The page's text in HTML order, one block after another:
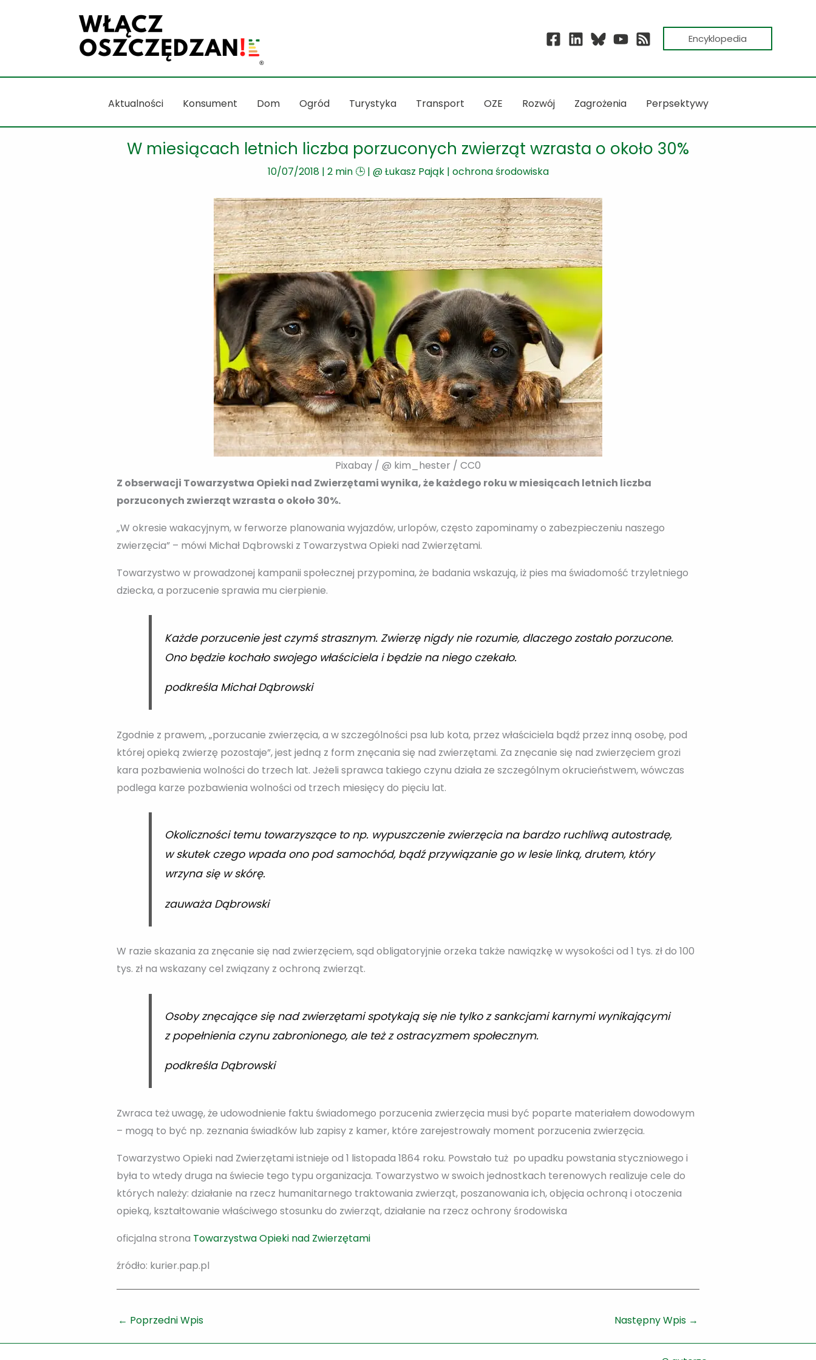
Encyklopedia
Aktualności Konsument Dom Ogród Turystyka Transport OZE Rozwój Zagrożenia Perpsektywy
W miesiącach letnich liczba porzuconych zwierząt wzrasta o około 30%
10/07/2018 | 2 min 🕒| @Łukasz Pająk | ochrona środowiska
Pixabay / @ kim_hester / CC0
Z obserwacji Towarzystwa Opieki nad Zwierzętami wynika, że każdego roku w miesiącach letnich liczba
porzuconych zwierząt wzrasta o około 30%.
„W okresie wakacyjnym, w ferworze planowania wyjazdów, urlopów, często zapominamy o zabezpieczeniu naszego
zwierzęcia” – mówi Michał Dąbrowski z Towarzystwa Opieki nad Zwierzętami.
Towarzystwo w prowadzonej kampanii społecznej przypomina, że badania wskazują, iż pies ma świadomość trzyletniego
dziecka, a porzucenie sprawia mu cierpienie.
Każde porzucenie jest czymś strasznym. Zwierzę nigdy nie rozumie, dlaczego zostało porzucone.
Ono będzie kochało swojego właściciela i będzie na niego czekało.
podkreśla Michał Dąbrowski
Zgodnie z prawem, „porzucanie zwierzęcia, a w szczególności psa lub kota, przez właściciela bądź przez inną osobę, pod
której opieką zwierzę pozostaje”, jest jedną z form znęcania się nad zwierzętami. Za znęcanie się nad zwierzęciem grozi
kara pozbawienia wolności do trzech lat. Jeżeli sprawca takiego czynu działa ze szczególnym okrucieństwem, wówczas
podlega karze pozbawienia wolności od trzech miesięcy do pięciu lat.
Okoliczności temu towarzyszące to np. wypuszczenie zwierzęcia na bardzo ruchliwą autostradę,
w skutek czego wpada ono pod samochód, bądź przywiązanie go w lesie linką, drutem, który
wrzyna się w skórę.
zauważa Dąbrowski
W razie skazania za znęcanie się nad zwierzęciem, sąd obligatoryjnie orzeka także nawiązkę w wysokości od 1 tys. zł do 100
tys. zł na wskazany cel związany z ochroną zwierząt.
Osoby znęcające się nad zwierzętami spotykają się nie tylko z sankcjami karnymi wynikającymi
z popełnienia czynu zabronionego, ale też z ostracyzmem społecznym.
podkreśla Dąbrowski
Zwraca też uwagę, że udowodnienie faktu świadomego porzucenia zwierzęcia musi być poparte materiałem dowodowym
– mogą to być np. zeznania świadków lub zapisy z kamer, które zarejestrowały moment porzucenia zwierzęcia.
Towarzystwo Opieki nad Zwierzętami istnieje od 1 listopada 1864 roku. Powstało tuż po upadku powstania styczniowego i
była to wtedy druga na świecie tego typu organizacja. Towarzystwo w swoich jednostkach terenowych realizuje cele do
których należy: działanie na rzecz humanitarnego traktowania zwierząt, poszanowania ich, objęcia ochroną i otoczenia
opieką, kształtowanie właściwego stosunku do zwierząt, działanie na rzecz ochrony środowiska
oficjalna strona Towarzystwa Opieki nad Zwierzętami
źródło: kurier.pap.pl
← Poprzedni Wpis Następny Wpis →